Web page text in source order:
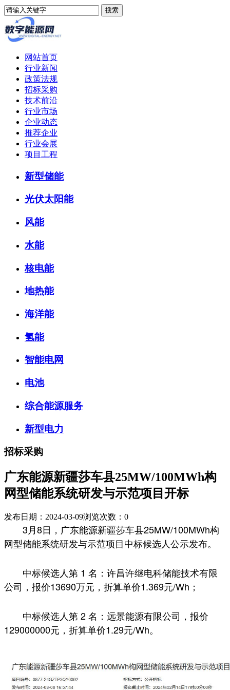
网站首页
行业新闻
政策法规
招标采购
技术前沿
行业市场
企业动态
推荐企业
行业会展
项目工程
新型储能
光伏太阳能
风能
水能
核电能
地热能
海洋能
氢能
智能电网
电池
综合能源服务
新型电力
招标采购
广东能源新疆莎车县25MW/100MWh构
网型储能系统研发与示范项目开标
发布日期：2024-03-09浏览次数： 0
3月8日，广东能源新疆莎车县25MW/100MWh构
网型储能系统研发与示范项目中标候选人公示发布。
中标候选人第 1 名：许昌许继电科储能技术有限
公司，报价13690万元，折算单价1.369元/Wh；
中标候选人第 2 名：远景能源有限公司，报价
129000000元，折算单价1.29元/Wh。